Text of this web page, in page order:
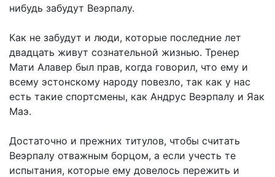
нибудь забудут Веэрпалу.
Как не забудут и люди, которые последние лет
двадцать живут сознательной жизнью. Тренер
Мати Алавер был прав, когда говорил, что ему и
всему эстонскому народу повезло, так как у нас
есть такие спортсмены, как Андрус Веэрпалу и Яак
Маэ.
Достаточно и прежних титулов, чтобы считать
Веэрпалу отважным борцом, а если учесть те
испытания, которые ему довелось пережить и